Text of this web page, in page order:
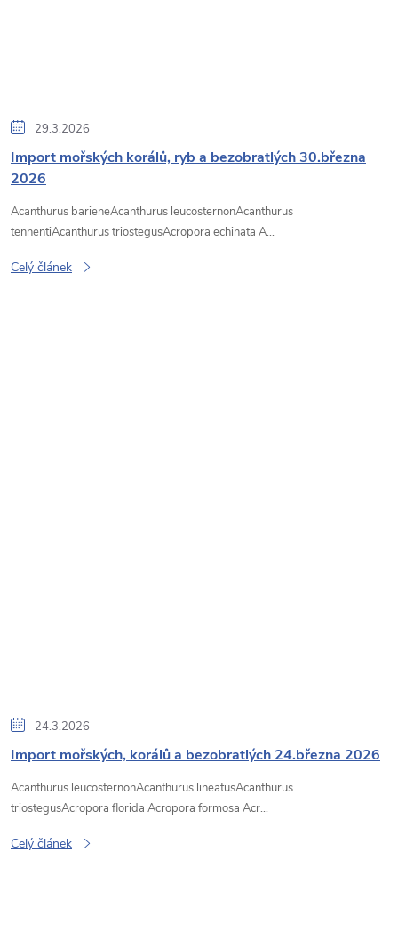
29.3.2026
Import mořských korálů, ryb a bezobratlých 30.března
2026
Acanthurus barieneAcanthurus leucosternonAcanthurus
tennentiAcanthurus triostegusAcropora echinata A...
Celý článek
24.3.2026
Import mořských, korálů a bezobratlých 24.března 2026
Acanthurus leucosternonAcanthurus lineatusAcanthurus
triostegusAcropora florida Acropora formosa Acr...
Celý článek